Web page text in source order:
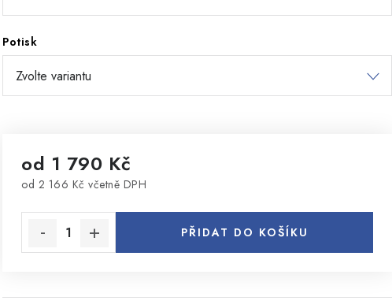
Potisk
od 1 790 Kč
od 2 166 Kč včetně DPH
PŘIDAT DO KOŠÍKU